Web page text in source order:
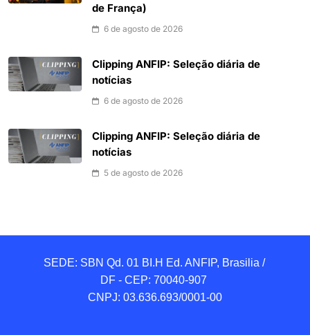
de França)
6 de agosto de 2026
Clipping ANFIP: Seleção diária de
notícias
6 de agosto de 2026
Clipping ANFIP: Seleção diária de
notícias
5 de agosto de 2026
SEDE: SBN Qd. 01 BI.H Ed. ANFIP, Brasilia /
DF - CEP: 70040-907
CNPJ: 03.636.693/0001-00